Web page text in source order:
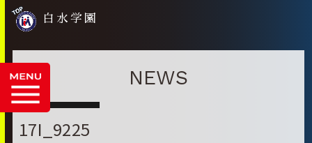
白水学園
NEWS
17I_9225